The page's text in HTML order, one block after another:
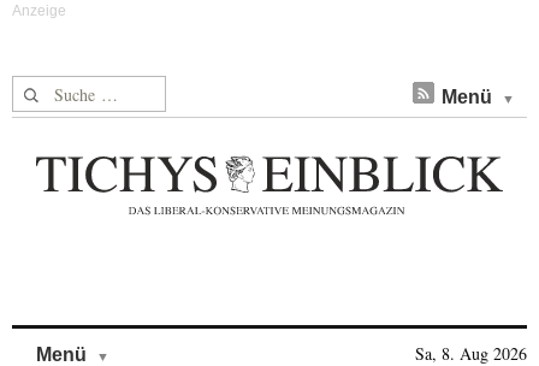
Suche nach: Menü
Menü Sa, 8. Aug 2026